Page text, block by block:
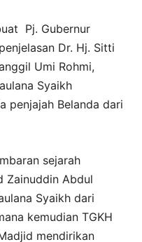
Pj. Gubernur
Dr. Hj. Sitti
Umi Rohmi,
Syaikh
penjajah Belanda dari
sejarah
Zainuddin Abdul
Syaikh dari
kemudian TGKH
mendirikan